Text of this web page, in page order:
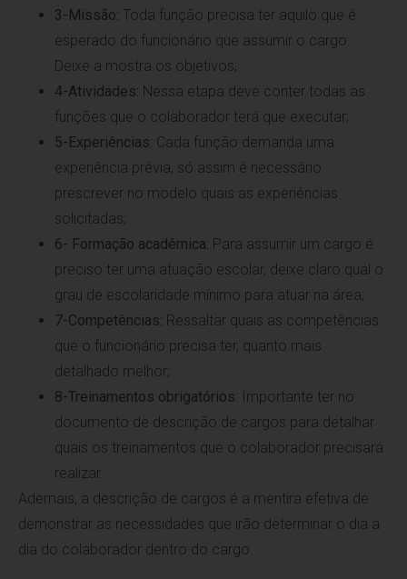
3-Missão: Toda função precisa ter aquilo que é
esperado do funcionário que assumir o cargo.
Deixe a mostra os objetivos;
4-Atividades: Nessa etapa deve conter todas as
funções que o colaborador terá que executar;
5-Experiências: Cada função demanda uma
experiência prévia, só assim é necessário
prescrever no modelo quais as experiências
solicitadas;
6- Formação acadêmica: Para assumir um cargo é
preciso ter uma atuação escolar, deixe claro qual o
grau de escolaridade mínimo para atuar na área;
7-Competências: Ressaltar quais as competências
que o funcionário precisa ter, quanto mais
detalhado melhor;
8-Treinamentos obrigatórios: Importante ter no
documento de descrição de cargos para detalhar
quais os treinamentos que o colaborador precisará
realizar.
Ademais, a descrição de cargos é a mentira efetiva de
demonstrar as necessidades que irão determinar o dia a
dia do colaborador dentro do cargo.